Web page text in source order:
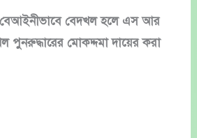
বেআইনীভাবে বেদখল হলে এস আর
পুনরুদ্ধারের মোকদ্দমা দায়ের করা